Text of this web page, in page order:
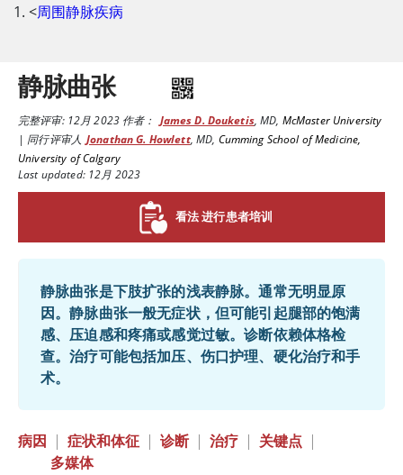
<周围静脉疾病
静脉曲张
完整评审:12月 2023作者： James D. Douketis,MD, McMaster University
| 同行评审人 Jonathan G. Howlett, MD, Cumming School of Medicine,
University of Calgary
Last updated: 12月 2023
看法 进行患者培训
静脉曲张是下肢扩张的浅表静脉。通常无明显原
因。静脉曲张一般无症状，但可能引起腿部的饱满
感、压迫感和疼痛或感觉过敏。诊断依赖体格检
查。治疗可能包括加压、伤口护理、硬化治疗和手
术。
病因 | 症状和体征 | 诊断 | 治疗 | 关键点 |
多媒体